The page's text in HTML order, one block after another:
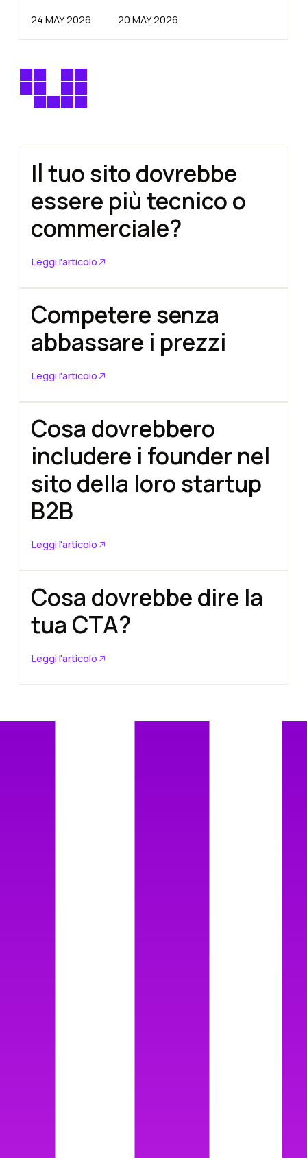
24 MAY 2026 20 MAY 2026
Il tuo sito dovrebbe
essere più tecnico o
commerciale?
Leggi l'articolo
Competere senza
abbassare i prezzi
Leggi l'articolo
Cosa dovrebbero
includere i founder nel
sito della loro startup
B2B
Leggi l'articolo
Cosa dovrebbe dire la
tua CTA?
Leggi l'articolo